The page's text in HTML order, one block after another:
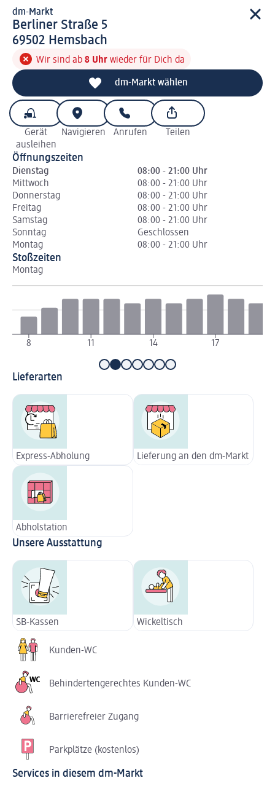
d m-Markt
dm-Markt
Berliner Straße 5
6 9 5 0 2
69502 Hemsbach
Wir sind ab 8 Uhr wieder für Dich da
dm-Markt wählen
Gerät
ausleihen
Navigieren Anrufen Teilen
Öffnungszeiten
Dienstag
08:00 - 21:00 Uhr
Mittwoch
08:00 - 21:00 Uhr
Donnerstag
08:00 - 21:00 Uhr
Freitag
08:00 - 21:00 Uhr
Samstag
08:00 - 21:00 Uhr
Sonntag
Geschlossen
Montag
08:00 - 21:00 Uhr
Stoßzeiten
Montag
8 11 14 17
Lieferarten
Express-Abholung Lieferung an den dm-Markt
Abholstation
Unsere Ausstattung
SB-Kassen Wickeltisch
Kunden-WC
Behindertengerechtes Kunden-WC
Barrierefreier Zugang
Parkplätze (kostenlos)
Services in diesem dm-Markt